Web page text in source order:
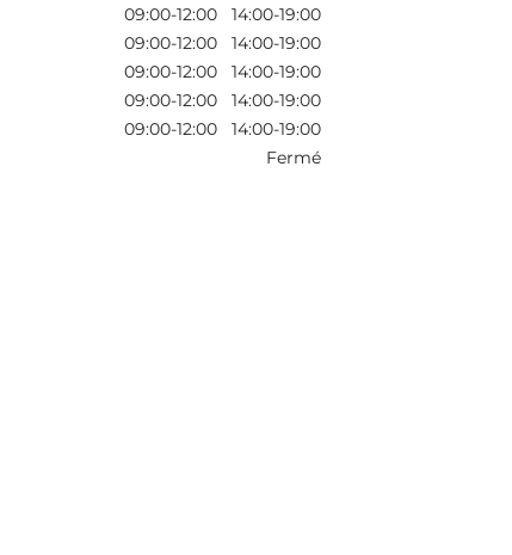
09:00-12:00 14:00-19:00
09:00-12:00 14:00-19:00
09:00-12:00 14:00-19:00
09:00-12:00 14:00-19:00
09:00-12:00 14:00-19:00
Fermé